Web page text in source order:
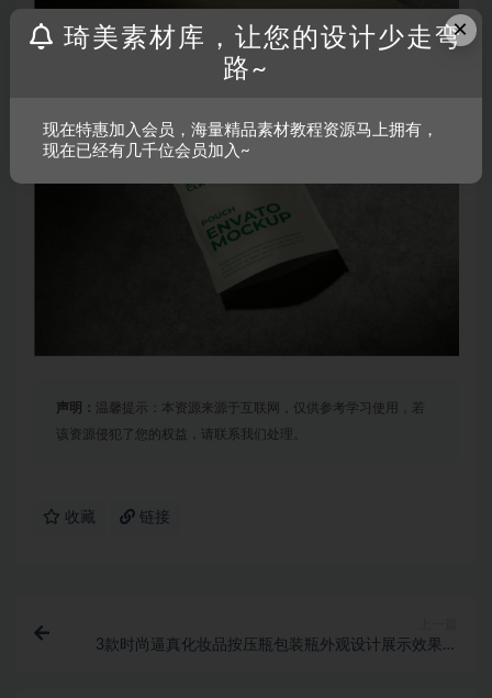
声明： 温馨提示：本资源来源于互联网，仅供参考学习使用，若
该资源侵犯了您的权益，请联系我们处理。
收藏 链接
3款时尚逼真化妆品按压瓶包装瓶外观设计展示效果图
×
琦美素材库，让您的设计少走弯
路~
现在特惠加入会员，海量精品素材教程资源马上拥有，
现在已经有几千位会员加入~